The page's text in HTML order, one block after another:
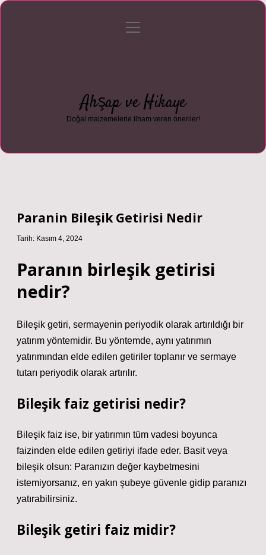
Gizlilik Politikası
menüyü
Ahşap ve Hikaye
Doğal malzemelerle ilham veren öneriler!
Paranin Bileşik Getirisi Nedir
Tarih: Kasım 4, 2024
Paranın birleşik getirisi
nedir?
Bileşik getiri, sermayenin periyodik olarak artırıldığı bir
yatırım yöntemidir. Bu yöntemde, aynı yatırımın
yatırımından elde edilen getiriler toplanır ve sermaye
tutarı periyodik olarak artırılır.
Bileşik faiz getirisi nedir?
Bileşik faiz ise, bir yatırımın tüm vadesi boyunca
faizinden elde edilen getiriyi ifade eder. Basit veya
bileşik olsun: Paranızın değer kaybetmesini
istemiyorsanız, en yakın şubeye güvenle gidip paranızı
yatırabilirsiniz.
Bileşik getiri faiz midir?